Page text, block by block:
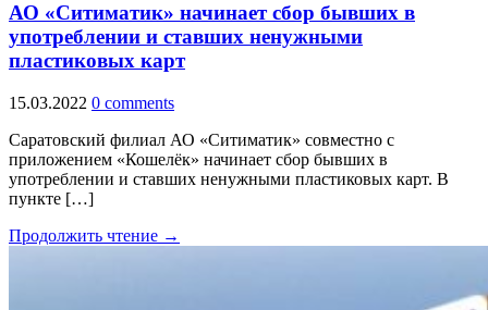
АО «Ситиматик» начинает сбор бывших в
употреблении и ставших ненужными
пластиковых карт
15.03.2022 0 comments
Саратовский филиал АО «Ситиматик» совместно с
приложением «Кошелёк» начинает сбор бывших в
употреблении и ставших ненужными пластиковых карт. В
пункте […]
Продолжить чтение →